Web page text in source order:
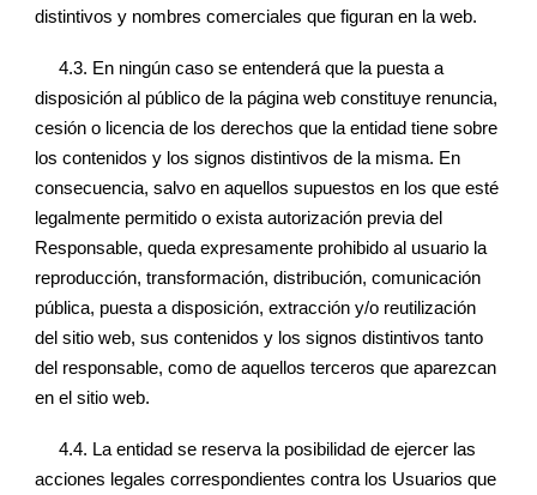
distintivos y nombres comerciales que figuran en la web.
4.3. En ningún caso se entenderá que la puesta a
disposición al público de la página web constituye renuncia,
cesión o licencia de los derechos que la entidad tiene sobre
los contenidos y los signos distintivos de la misma. En
consecuencia, salvo en aquellos supuestos en los que esté
legalmente permitido o exista autorización previa del
Responsable, queda expresamente prohibido al usuario la
reproducción, transformación, distribución, comunicación
pública, puesta a disposición, extracción y/o reutilización
del sitio web, sus contenidos y los signos distintivos tanto
del responsable, como de aquellos terceros que aparezcan
en el sitio web.
4.4. La entidad se reserva la posibilidad de ejercer las
acciones legales correspondientes contra los Usuarios que